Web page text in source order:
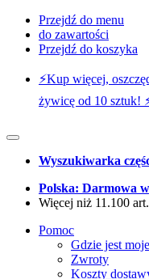
Przejdź do menu
do zawartości
Przejdź do koszyka
⚡️Kup więcej,
żywicę od 10 sztuk!
Wyszukiwarka
Polska: Darmowa
Więcej niż 11.100 art.
Pomoc
Gdzie jest
Zwroty
Koszty